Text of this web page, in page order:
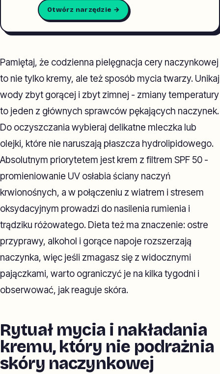
Otwórz narzędzie →
Pamiętaj, że codzienna pielęgnacja cery naczynkowej
to nie tylko kremy, ale też sposób mycia twarzy. Unikaj
wody zbyt gorącej i zbyt zimnej - zmiany temperatury
to jeden z głównych sprawców pękających naczynek.
Do oczyszczania wybieraj delikatne mleczka lub
olejki, które nie naruszają płaszcza hydrolipidowego.
Absolutnym priorytetem jest krem z filtrem SPF 50 -
promieniowanie UV osłabia ściany naczyń
krwionośnych, a w połączeniu z wiatrem i stresem
oksydacyjnym prowadzi do nasilenia rumienia i
trądziku różowatego. Dieta też ma znaczenie: ostre
przyprawy, alkohol i gorące napoje rozszerzają
naczynka, więc jeśli zmagasz się z widocznymi
pajączkami, warto ograniczyć je na kilka tygodni i
obserwować, jak reaguje skóra.
Rytuał mycia i nakładania
kremu, który nie podrażnia
skóry naczynkowej